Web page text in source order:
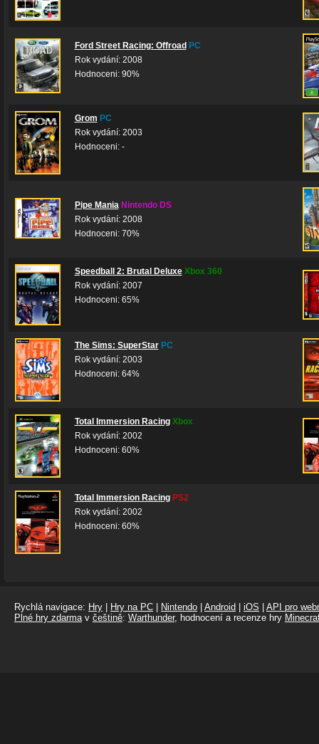
Ford Street Racing: Offroad PC
Rok vydání: 2008
Hodnoceni: 90%
Grom PC
Rok vydání: 2003
Hodnoceni: -
Pipe Mania Nintendo DS
Rok vydání: 2008
Hodnoceni: 70%
Speedball 2: Brutal Deluxe Xbox 360
Rok vydání: 2007
Hodnoceni: 65%
The Sims: SuperStar PC
Rok vydání: 2003
Hodnoceni: 64%
Total Immersion Racing Xbox
Rok vydání: 2002
Hodnoceni: 60%
Total Immersion Racing PS2
Rok vydání: 2002
Hodnoceni: 60%
Rychlá navigace: Hry Hry na PC Nintendo Android iOS
API pro
Plné hry zdarmav češtině: Warthunder, hodnocení a recenze hry